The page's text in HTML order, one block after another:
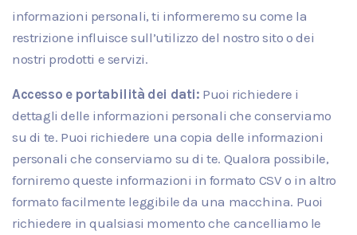
informazioni personali, ti informeremo su come la
restrizione influisce sull’utilizzo del nostro sito o dei
nostri prodotti e servizi.
Accesso e portabilità dei dati: Puoi richiedere i
dettagli delle informazioni personali che conserviamo
su di te. Puoi richiedere una copia delle informazioni
personali che conserviamo su di te. Qualora possibile,
forniremo queste informazioni in formato CSV o in altro
formato facilmente leggibile da una macchina. Puoi
richiedere in qualsiasi momento che cancelliamo le